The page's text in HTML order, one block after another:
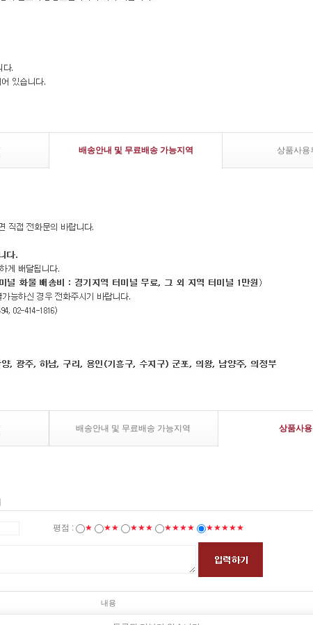
배송안내 및 무료배송 가능지역 상품사용
배송안내 및 무료배송 가능지역 상품사
평점 : ★ ★★ ★★★ ★★★★ ★★★★★
내용